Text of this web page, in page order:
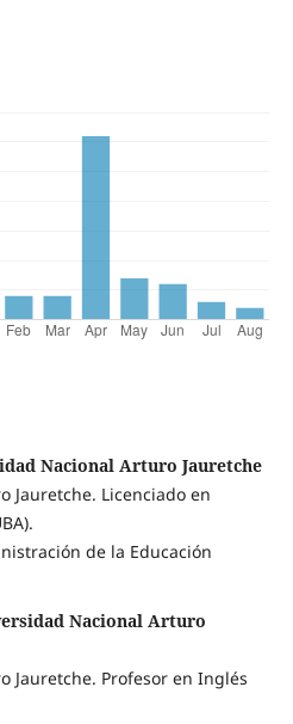
Nacional Arturo Jauretche
Jauretche. Licenciado en
de la Educación
Nacional Arturo
Jauretche. Profesor en Inglés